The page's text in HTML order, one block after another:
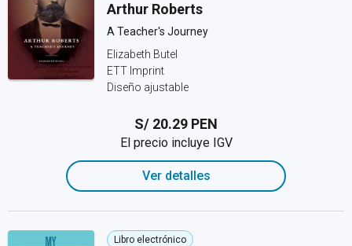
Arthur Roberts
A Teacher's Journey
Elizabeth Butel
ETT Imprint
Diseño ajustable
S/ 20.29 PEN
El precio incluye IGV
Ver detalles
Libro electrónico